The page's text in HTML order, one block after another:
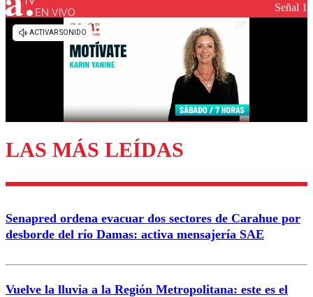
Los comentarios son moderados para garantizar un
diálogo respetuoso.
Enviar comentario
EN VIVO Señal 1
LAS MÁS LEÍDAS
Senapred ordena evacuar dos sectores de Carahue por
desborde del río Damas: activa mensajería SAE
Vuelve la lluvia a la Región Metropolitana: este es el